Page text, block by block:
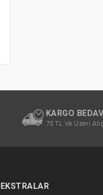
KARGO
75 TL Ve Üzeri
EKSTRALAR